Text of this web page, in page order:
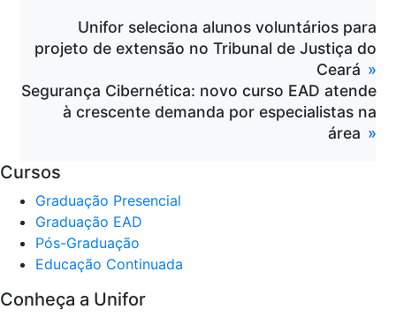
Unifor seleciona alunos voluntários para
projeto de extensão no Tribunal de Justiça do
Ceará
Segurança Cibernética: novo curso EAD atende
à crescente demanda por especialistas na
área
Cursos
Graduação Presencial
Graduação EAD
Pós-Graduação
Educação Continuada
Conheça a Unifor